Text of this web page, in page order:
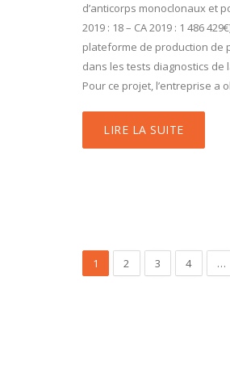
d’anticorps monoclonaux et
2019 : 18 – CA 2019 : 1 486
plateforme de production de
dans les tests diagnostics de
Pour ce projet, l’entreprise a
LIRE LA SUITE
1 2 3 4 …